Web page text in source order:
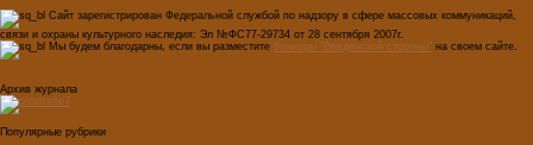
Сайт зарегистрирован Федеральной службой по надзору в сфере массовых коммуникаций,
связи и охраны культурного наследия: Эл №ФС77-29734 от 28 сентября 2007г.
Мы будем благодарны, если вы разместите баннеры "Введенской стороны" на своем сайте.
Архив журнала
Популярные рубрики